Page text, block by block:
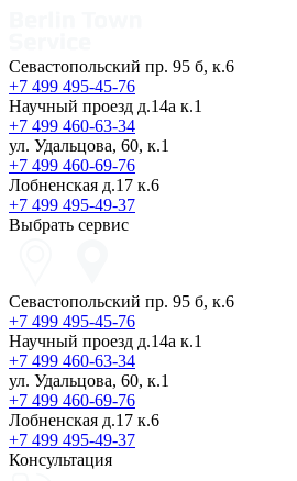
Севастопольский пр. 95 б, к.6
+7 499 495-45-76
Научный проезд д.14а к.1
+7 499 460-63-34
ул. Удальцова, 60, к.1
+7 499 460-69-76
Лобненская д.17 к.6
+7 499 495-49-37
Выбрать сервис
Севастопольский пр. 95 б, к.6
+7 499 495-45-76
Научный проезд д.14а к.1
+7 499 460-63-34
ул. Удальцова, 60, к.1
+7 499 460-69-76
Лобненская д.17 к.6
+7 499 495-49-37
Консультация